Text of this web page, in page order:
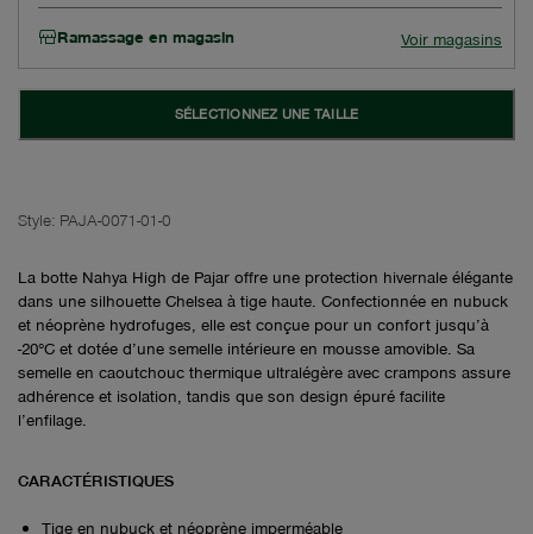
Ramassage en magasin Voir magasins
SÉLECTIONNEZ UNE TAILLE
Style: PAJA-0071-01-0
La botte Nahya High de Pajar offre une protection hivernale élégante
dans une silhouette Chelsea à tige haute. Confectionnée en nubuck
et néoprène hydrofuges, elle est conçue pour un confort jusqu’à
-20°C et dotée d’une semelle intérieure en mousse amovible. Sa
semelle en caoutchouc thermique ultralégère avec crampons assure
adhérence et isolation, tandis que son design épuré facilite
l’enfilage.
CARACTÉRISTIQUES
Tige en nubuck et néoprène imperméable